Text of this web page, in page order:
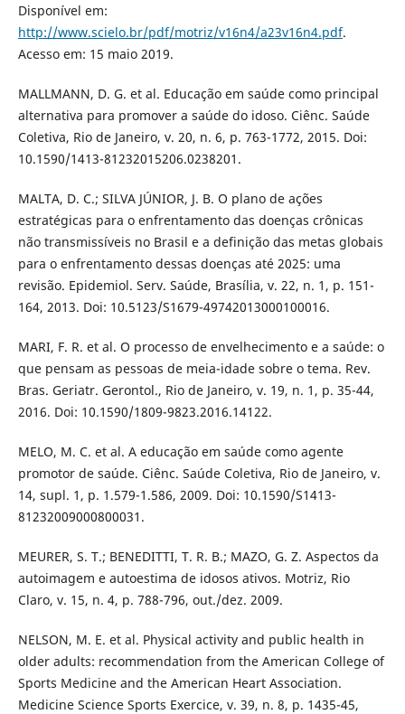
Disponível em:
http://www.scielo.br/pdf/motriz/v16n4/a23v16n4.pdf.
Acesso em: 15 maio 2019.
MALLMANN, D. G. et al. Educação em saúde como principal
alternativa para promover a saúde do idoso. Ciênc. Saúde
Coletiva, Rio de Janeiro, v. 20, n. 6, p. 763-1772, 2015. Doi:
10.1590/1413-81232015206.0238201.
MALTA, D. C.; SILVA JÚNIOR, J. B. O plano de ações
estratégicas para o enfrentamento das doenças crônicas
não transmissíveis no Brasil e a definição das metas globais
para o enfrentamento dessas doenças até 2025: uma
revisão. Epidemiol. Serv. Saúde, Brasília, v. 22, n. 1, p. 151-
164, 2013. Doi: 10.5123/S1679-49742013000100016.
MARI, F. R. et al. O processo de envelhecimento e a saúde: o
que pensam as pessoas de meia-idade sobre o tema. Rev.
Bras. Geriatr. Gerontol., Rio de Janeiro, v. 19, n. 1, p. 35-44,
2016. Doi: 10.1590/1809-9823.2016.14122.
MELO, M. C. et al. A educação em saúde como agente
promotor de saúde. Ciênc. Saúde Coletiva, Rio de Janeiro, v.
14, supl. 1, p. 1.579-1.586, 2009. Doi: 10.1590/S1413-
81232009000800031.
MEURER, S. T.; BENEDITTI, T. R. B.; MAZO, G. Z. Aspectos da
autoimagem e autoestima de idosos ativos. Motriz, Rio
Claro, v. 15, n. 4, p. 788-796, out./dez. 2009.
NELSON, M. E. et al. Physical activity and public health in
older adults: recommendation from the American College of
Sports Medicine and the American Heart Association.
Medicine Science Sports Exercice, v. 39, n. 8, p. 1435-45,